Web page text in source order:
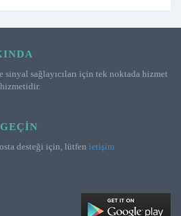
sağlayıcıları için tek noktada hizmet
desteği için, lütfen ietişim